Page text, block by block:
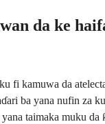
da ke
fi kamuwa da
ba yana nufin za
taimaka muku da